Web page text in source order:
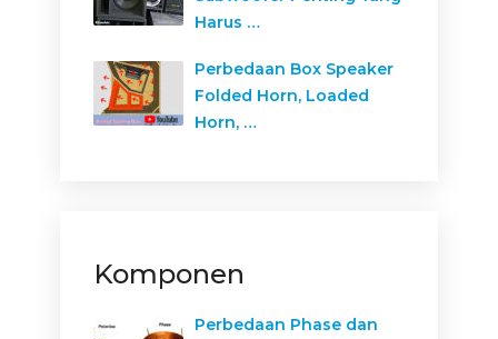
Harus …
Perbedaan Box Speaker
Folded Horn, Loaded
Horn, …
Komponen
Perbedaan Phase dan